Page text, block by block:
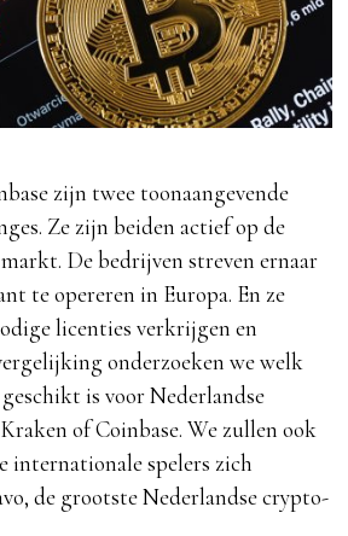
zijn twee toonaangevende
Ze zijn beiden actief op de
De bedrijven streven ernaar
te opereren in Europa. En ze
licenties verkrijgen en
onderzoeken we welk
is voor Nederlandse
of Coinbase. We zullen ook
internationale spelers zich
de grootste Nederlandse crypto-